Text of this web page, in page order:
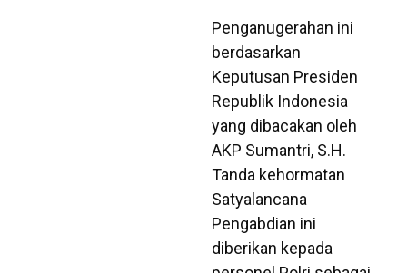
​Penganugerahan ini
berdasarkan
Keputusan Presiden
Republik Indonesia
yang dibacakan oleh
AKP Sumantri, S.H.
Tanda kehormatan
Satyalancana
Pengabdian ini
diberikan kepada